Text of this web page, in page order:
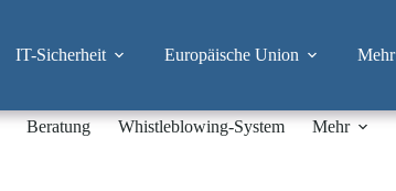
IT-Sicherheit Europäische Union Mehr
Beratung Whistleblowing-System Mehr